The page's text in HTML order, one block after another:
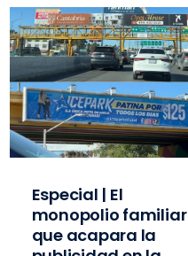
Especial | El
monopolio familiar
que acapara la